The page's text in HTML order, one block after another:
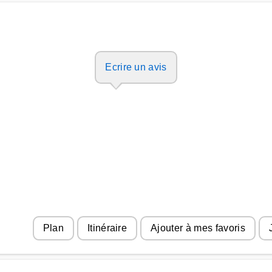
Ecrire un avis
Plan Itinéraire Ajouter à mes favoris